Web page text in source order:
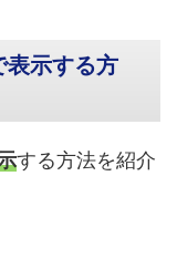
表示する方
する方法を紹介